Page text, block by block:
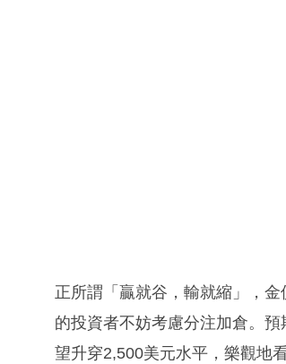
正所謂「贏就谷，輸就縮」，
的投資者不妨考慮分注加倉。
望升穿2,500美元水平，樂觀地